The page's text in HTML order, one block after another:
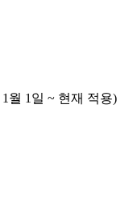
월 1일 ~ 현재 적용)